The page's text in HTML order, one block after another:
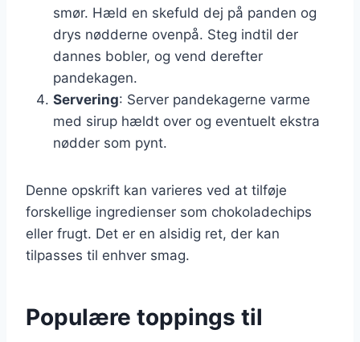
smør. Hæld en skefuld dej på panden og
drys nødderne ovenpå. Steg indtil der
dannes bobler, og vend derefter
pandekagen.
Servering: Server pandekagerne varme
med sirup hældt over og eventuelt ekstra
nødder som pynt.
Denne opskrift kan varieres ved at tilføje
forskellige ingredienser som chokoladechips
eller frugt. Det er en alsidig ret, der kan
tilpasses til enhver smag.
Populære toppings til